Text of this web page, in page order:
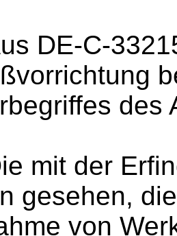
DE-C-
des
mit der
gesehen,
von